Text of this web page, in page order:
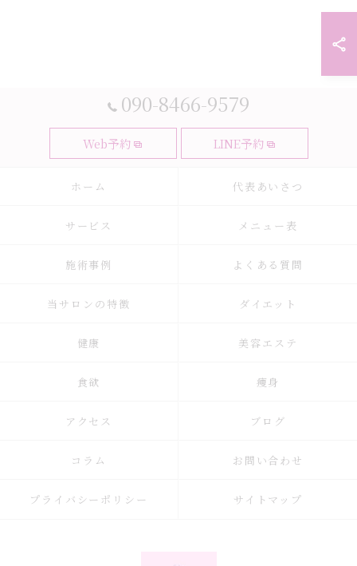
090-8466-9579
Web予約 LINE予約
ホーム 代表あいさつ
サービス メニュー表
施術事例 よくある質問
当サロンの特徴 ダイエット
健康 美容エステ
食欲 痩身
アクセス ブログ
コラム お問い合わせ
プライバシーポリシー サイトマップ